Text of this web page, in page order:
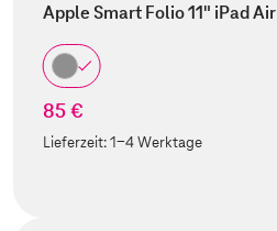
Apple Smart Folio 11" iPad Air
85 €
Lieferzeit:1-4 Werktage